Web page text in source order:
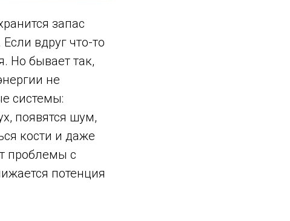
запас
вдруг что-то
Но бывает так,
не
системы:
появятся шум,
кости и даже
проблемы с
потенция